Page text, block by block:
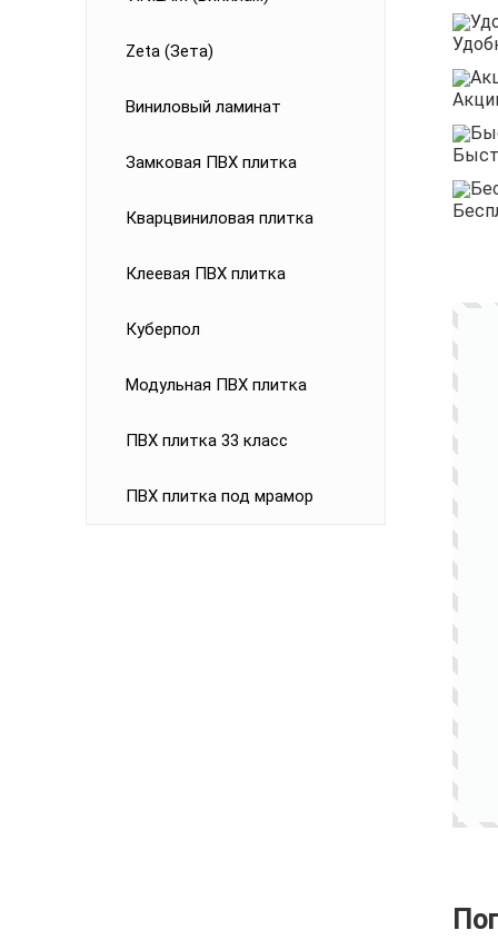
Zeta (Зета)
Виниловый ламинат
Замковая ПВХ плитка
Кварцвиниловая плитка
Клеевая ПВХ плитка
Куберпол
Модульная ПВХ плитка
ПВХ плитка 33 класс
ПВХ плитка под мрамор